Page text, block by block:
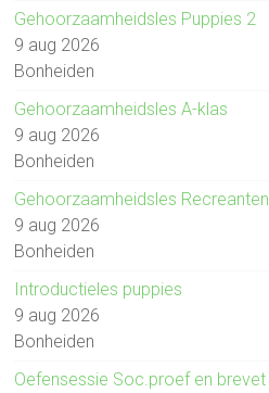
Gehoorzaamheidsles Puppies 2
9 aug 2026
Bonheiden
Gehoorzaamheidsles A-klas
9 aug 2026
Bonheiden
Gehoorzaamheidsles Recreanten
9 aug 2026
Bonheiden
Introductieles puppies
9 aug 2026
Bonheiden
Oefensessie Soc.proef en brevet